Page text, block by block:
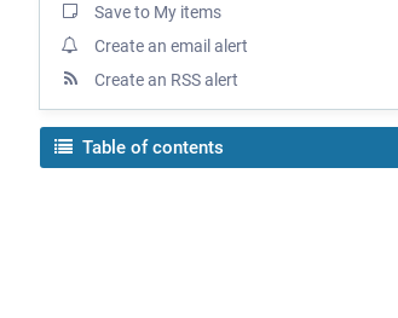
Save to My items
Create an email alert
Create an RSS alert
Table of contents